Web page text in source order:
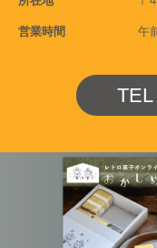
営業時間 午